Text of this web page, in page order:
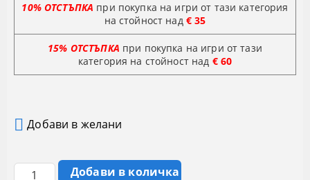
10% ОТСТЪПКА при покупка на игри от тази категория
на стойност над € 35
15% ОТСТЪПКА при покупка на игри от тази
категория на стойност над € 60
Добави в желани